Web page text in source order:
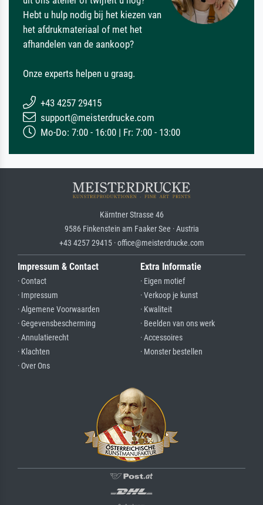
Hebt u hulp nodig bij het kiezen van
het afdrukmateriaal of met het
afhandelen van de aankoop?
Onze experts helpen u graag.
+43 4257 29415
support@meisterdrucke.com
Mo-Do: 7:00 - 16:00 | Fr: 7:00 - 13:00
Kärntner Strasse 46
9586 Finkenstein am Faaker See · Austria
+43 4257 29415 · office@meisterdrucke.com
Impressum & Contact
· Contact
· Impressum
· Algemene Voorwaarden
· Gegevensbescherming
· Annulatierecht
· Klachten
· Over Ons
Extra Informatie
· Eigen motief
· Verkoop je kunst
· Kwaliteit
· Beelden van ons werk
· Accessoires
· Monster bestellen